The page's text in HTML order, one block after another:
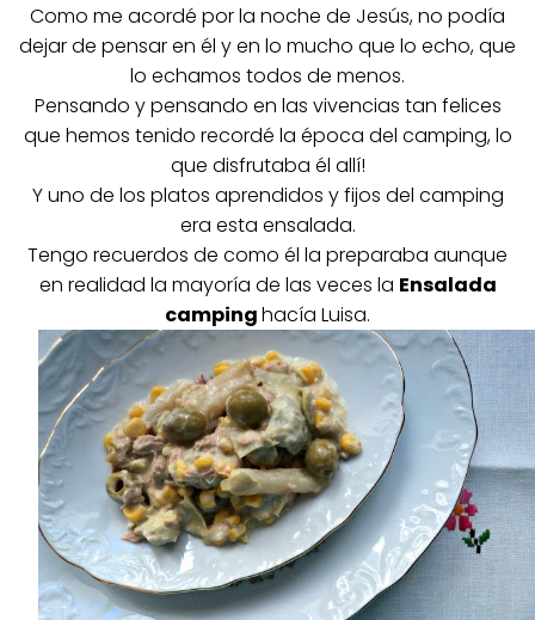
Como me acordé por la noche de Jesús, no podía
dejar de pensar en él y en lo mucho que lo echo, que
lo echamos todos de menos.
Pensando y pensando en las vivencias tan felices
que hemos tenido recordé la época del camping, lo
que disfrutaba él allí!
Y uno de los platos aprendidos y fijos del camping
era esta ensalada.
Tengo recuerdos de como él la preparaba aunque
en realidad la mayoría de las veces la Ensalada
campinghacía Luisa.